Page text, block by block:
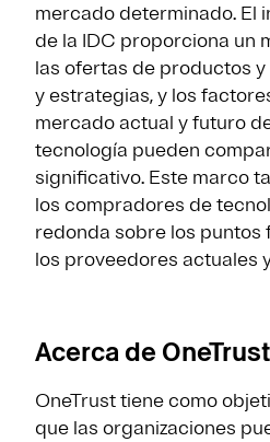
mercado determinado. El
de la IDC proporciona un
las ofertas de productos
y estrategias, y los
mercado actual y futuro
tecnología pueden
significativo. Este marco
los compradores de
redonda sobre los puntos
los proveedores actuales
Acerca de OneTrust
OneTrust tiene como
que las organizaciones